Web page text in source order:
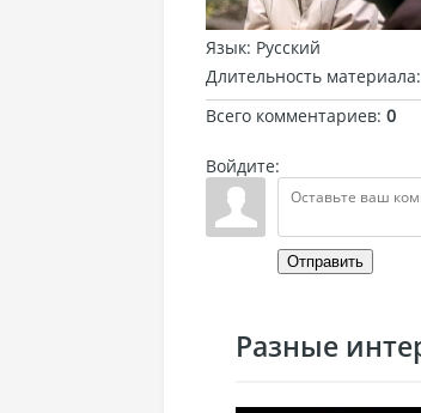
Язык: Русский
Длительность материала
Всего комментариев: 0
Войдите:
Отправить
Разные